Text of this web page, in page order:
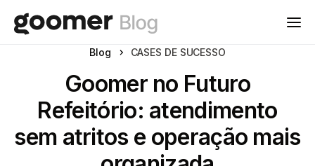
Blog CASES DE SUCESSO
Goomer no Futuro
Refeitório: atendimento
sem atritos e operação mais